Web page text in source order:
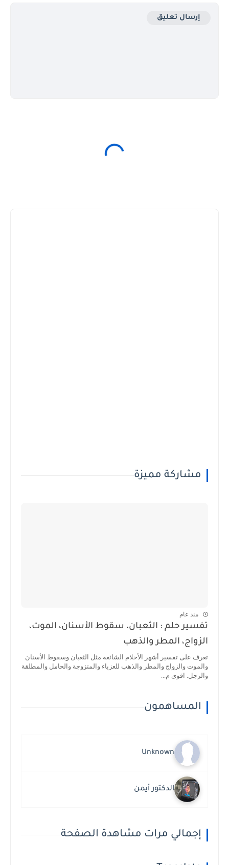
إرسال تعليق
مشاركة مميزة
منذ عام
تفسير حلم : الثعبان، سقوط الأسنان، الموت،
الزواج، المطر والذهب
تعرف على تفسير أشهر الأحلام الشائعة مثل الثعبان وسقوط الأسنان
والموت والزواج والمطر والذهب للعزباء والمتزوجة والحامل والمطلقة
والرجل. اقوى م...
المساهمون
Unknown
الدكتور أيمن
إجمالي مرات مشاهدة الصفحة